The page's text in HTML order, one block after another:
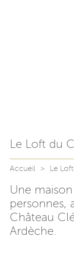
Le Loft du
Accueil Le Loft
Une
personnes,
Château
Ardèche.